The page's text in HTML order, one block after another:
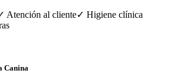
Atención al cliente✓ Higiene clínica
Canina